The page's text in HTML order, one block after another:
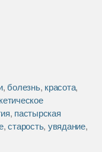
, болезнь, красота,
, пастырская
,старость, увядание,